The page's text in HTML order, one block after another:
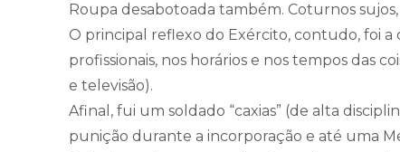
Roupa desabotoada também. Coturnos
O principal reflexo do Exército, contudo, foi a
profissionais, nos horários e nos tempos das
e televisão).
Afinal, fui um soldado “caxias” (de alta
punição durante a incorporação e até uma